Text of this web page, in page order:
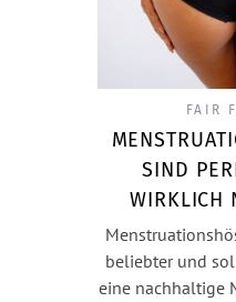
FAIR
SIND
WIRKLICH
beliebter und
eine nachhaltige